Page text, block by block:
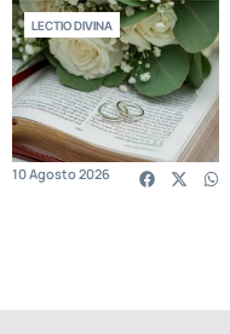
LECTIO DIVINA
10 Agosto 2026